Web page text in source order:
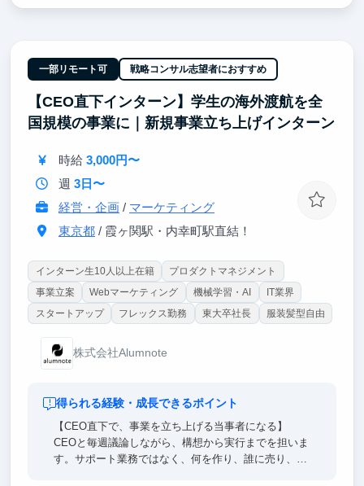
■ 将来のキャリアをデザイン：起業にも就職にも活か
せる経験を
・自己成長・キャリア探求を支援する実践環境で、多
様なプロジェクトを経験できる
後に即戦力として活躍できる
一部リモート可 戦略コンサル志望者におすすめ
【CEO直下インターン】学生の海外渡航を全
国規模の事業に｜新規事業立ち上げインターン
時給 3,000円〜
週 3日〜
経営・企画/ マーケティング
東京都/ 霞ヶ関駅・内幸町駅直結！
インターン生10人以上在籍
プロダクトマネジメント
事業立案
Webマーケティング 機械学習・AI
IT業界
スタートアップ
フレックス勤務 東大卒社長 服装髪型自由
株式会社Alumnote
得られる経験・成長できるポイント
【CEO直下で、事業を立ち上げる当事者になる】
CEOと毎週議論しながら、構想から実行までを担いま
す。サポート業務ではなく、何を作り、誰に売り、ど